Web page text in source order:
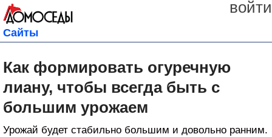
войти
Сайты
Как формировать огуречную
лиану, чтобы всегда быть с
большим урожаем
Урожай будет стабильно большим и довольно ранним.